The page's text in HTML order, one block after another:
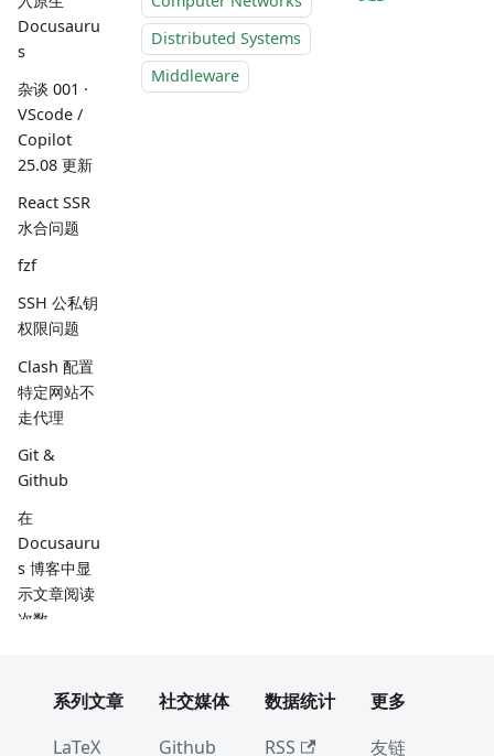
Docusauru
s
杂谈 001 ·
VScode /
Copilot
25.08 更新
React SSR
水合问题
fzf
SSH 公私钥
权限问题
Clash 配置
特定网站不
走代理
Git &
Github
在
Docusauru
s 博客中显
示文章阅读
次数
pycurl
Distributed Systems
Middleware
系列文章
LaTeX
社交媒体
Github
数据统计
RSS
更多
友链